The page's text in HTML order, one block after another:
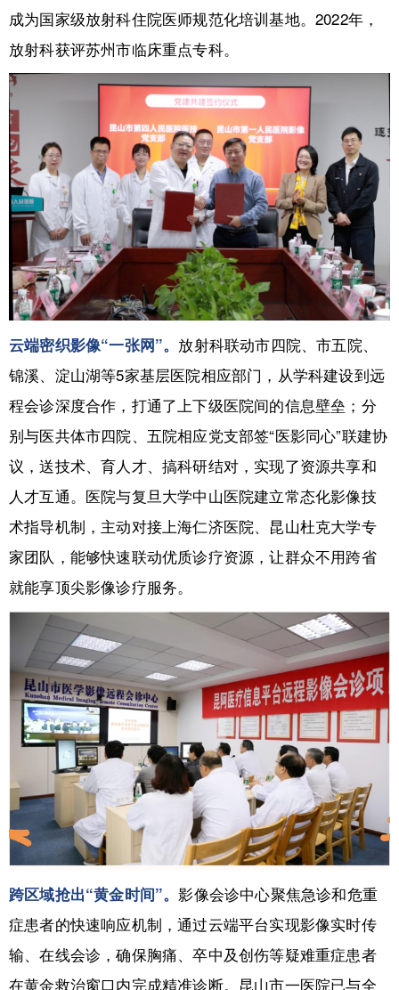
成为国家级放射科住院医师规范化培训基地。2022年，
放射科获评苏州市临床重点专科。
云端密织影像“一张网”。 放射科联动市四院、市五院、
锦溪、淀山湖等5家基层医院相应部门，从学科建设到远
程会诊深度合作，打通了上下级医院间的信息壁垒；分
别与医共体市四院、五院相应党支部签“医影同心”联建协
议，送技术、育人才、搞科研结对，实现了资源共享和
人才互通。医院与复旦大学中山医院建立常态化影像技
术指导机制，主动对接上海仁济医院、昆山杜克大学专
家团队，能够快速联动优质诊疗资源，让群众不用跨省
就能享顶尖影像诊疗服务。
跨区域抢出“黄金时间”。影像会诊中心聚焦急诊和危重
症患者的快速响应机制，通过云端平台实现影像实时传
输、在线会诊，确保胸痛、卒中及创伤等疑难重症患者
在黄金救治窗口内完成精准诊断。昆山市一医院已与全